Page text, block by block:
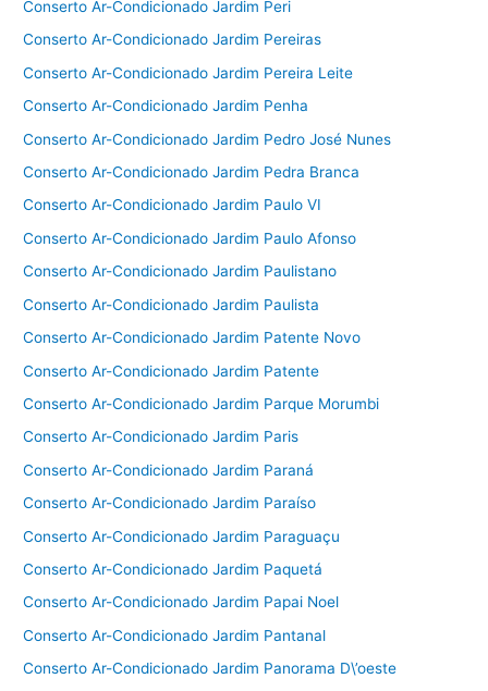
Conserto Ar-Condicionado Jardim Peri
Conserto Ar-Condicionado Jardim Pereiras
Conserto Ar-Condicionado Jardim Pereira Leite
Conserto Ar-Condicionado Jardim Penha
Conserto Ar-Condicionado Jardim Pedro José Nunes
Conserto Ar-Condicionado Jardim Pedra Branca
Conserto Ar-Condicionado Jardim Paulo VI
Conserto Ar-Condicionado Jardim Paulo Afonso
Conserto Ar-Condicionado Jardim Paulistano
Conserto Ar-Condicionado Jardim Paulista
Conserto Ar-Condicionado Jardim Patente Novo
Conserto Ar-Condicionado Jardim Patente
Conserto Ar-Condicionado Jardim Parque Morumbi
Conserto Ar-Condicionado Jardim Paris
Conserto Ar-Condicionado Jardim Paraná
Conserto Ar-Condicionado Jardim Paraíso
Conserto Ar-Condicionado Jardim Paraguaçu
Conserto Ar-Condicionado Jardim Paquetá
Conserto Ar-Condicionado Jardim Papai Noel
Conserto Ar-Condicionado Jardim Pantanal
Conserto Ar-Condicionado Jardim Panorama D\’oeste